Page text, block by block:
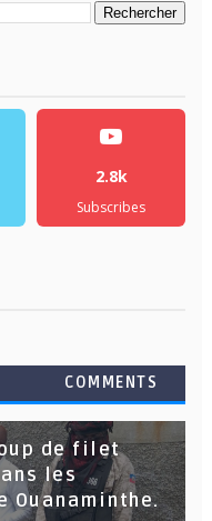
2.8k
Subscribes
COMMENTS
de filet
les
Ouanaminthe.